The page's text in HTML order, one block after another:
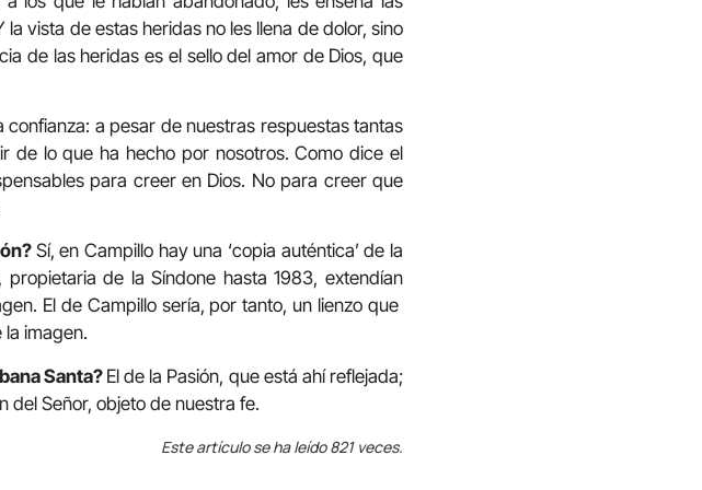
vista de estas heridas no les llena de dolor, sino
de las heridas es el sello del amor de Dios, que
confianza: a pesar de nuestras respuestas tantas
de lo que ha hecho por nosotros. Como dice el
para creer en Dios. No para creer que
Sí, en Campillo hay una ‘copia auténtica’ de la
de la Síndone hasta 1983, extendían
El de Campillo sería, por tanto, un lienzo que
imagen.
Santa? El de la Pasión, que está ahí reflejada;
del Señor, objeto de nuestra fe.
Este artículo se ha leído 821 veces.